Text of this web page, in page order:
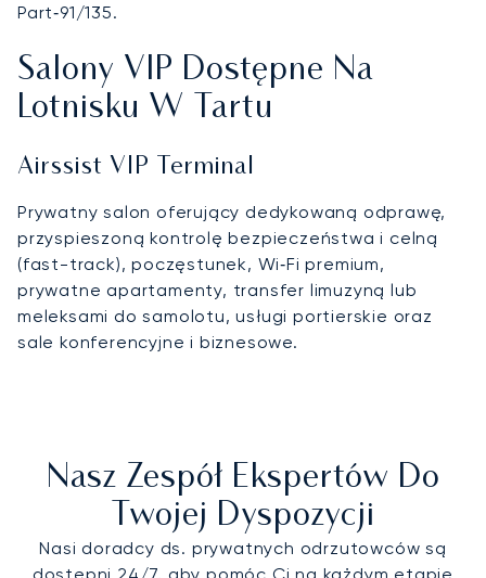
Part‑91/135.
Salony VIP Dostępne Na
Lotnisku W Tartu
Airssist VIP Terminal
Prywatny salon oferujący dedykowaną odprawę,
przyspieszoną kontrolę bezpieczeństwa i celną
(fast-track), poczęstunek, Wi‑Fi premium,
prywatne apartamenty, transfer limuzyną lub
meleksami do samolotu, usługi portierskie oraz
sale konferencyjne i biznesowe.
Nasz Zespół Ekspertów Do
Twojej Dyspozycji
Nasi doradcy ds. prywatnych odrzutowców są
dostępni 24/7, aby pomóc Ci na każdym etapie